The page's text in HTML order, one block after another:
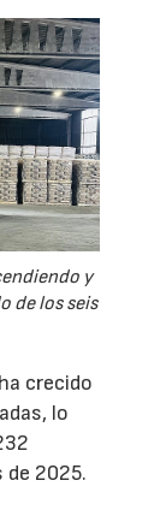
y
de los seis
crecido
lo
2025.